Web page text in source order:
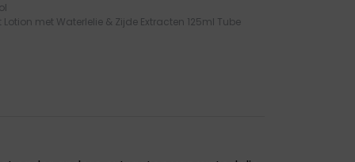
Lotion met Waterlelie & Zijde Extracten 125ml Tube